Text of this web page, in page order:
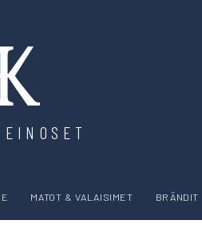
MATOT & VALAISIMET BRÄNDIT